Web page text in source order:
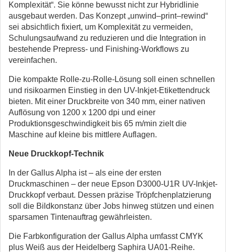
Komplexität“. Sie könne bewusst nicht zur Hybridlinie
ausgebaut werden. Das Konzept „unwind–print–rewind“
sei absichtlich fixiert, um Komplexität zu vermeiden,
Schulungsaufwand zu reduzieren und die Integration in
bestehende Prepress- und Finishing-Workflows zu
vereinfachen.
Die kompakte Rolle-zu-Rolle-Lösung soll einen schnellen
und risikoarmen Einstieg in den UV-Inkjet-Etikettendruck
bieten. Mit einer Druckbreite von 340 mm, einer nativen
Auflösung von 1200 x 1200 dpi und einer
Produktionsgeschwindigkeit bis 65 m/min zielt die
Maschine auf kleine bis mittlere Auflagen.
Neue Druckkopf-Technik
In der Gallus Alpha ist – als eine der ersten
Druckmaschinen – der neue Epson D3000-U1R UV-Inkjet-
Druckkopf verbaut. Dessen präzise Tröpfchenplatzierung
soll die Bildkonstanz über Jobs hinweg stützen und einen
sparsamen Tintenauftrag gewährleisten.
Die Farbkonfiguration der Gallus Alpha umfasst CMYK
plus Weiß aus der Heidelberg Saphira UA01-Reihe.